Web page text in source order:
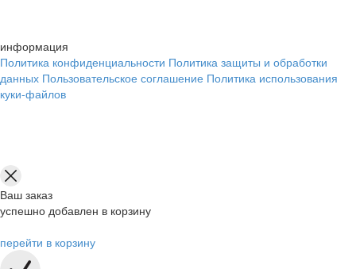
информация
Политика конфиденциальности Политика защиты и обработки
данных Пользовательское соглашение Политика использования
куки-файлов
Ваш заказ
успешно добавлен в корзину
перейти в корзину